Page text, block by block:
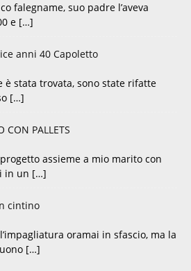
falegname, suo padre l’aveva
e […]
anni 40 Capoletto
è stata trovata, sono state rifatte
[…]
CON PALLETS
assieme a mio marito con
in un […]
cintino
oramai in sfascio, ma la
[…]